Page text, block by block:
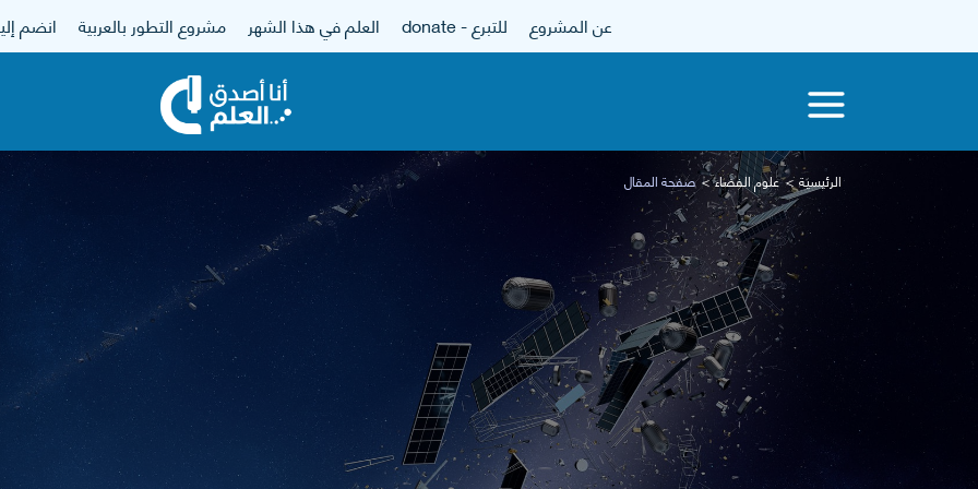
عن المشروع للتبرع - donate العلم في هذا الشهر مشروع التطور بالعربية انضم
الرئيسية علوم الفضاء صفحة المقال